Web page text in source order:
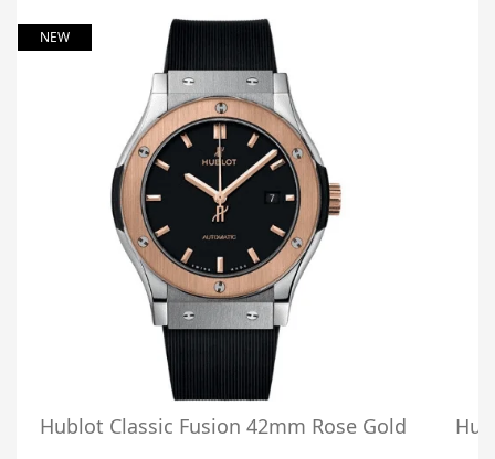
NEW
Hublot Classic Fusion 42mm Rose Gold